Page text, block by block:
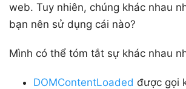
web. Tuy nhiên, chúng khác nhau
bạn nên sử dụng cái nào?
Mình có thể tóm tắt sự khác nhau
DOMContentLoaded được gọi